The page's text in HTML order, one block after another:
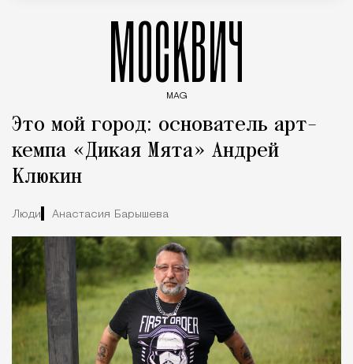
МОСКВИЧ
MAG
Это мой город: основатель арт-
кемпа «Дикая Мята» Андрей
Клюкин
Люди Анастасия Барышева